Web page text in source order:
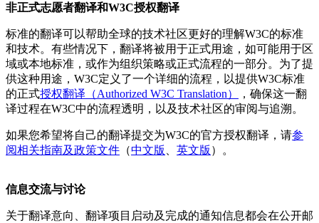
非正式志愿者翻译和W3C授权翻译
标准的翻译可以帮助全球的技术社区更好的理解W3C的标准
和技术。有些情况下，翻译将被用于正式用途，如可能用于区
域或本地标准，或作为组织策略或正式流程的一部分。为了提
供这种用途，W3C定义了一个详细的流程，以提供W3C标准
的正式授权翻译（Authorized W3C Translation）
，确保这一翻
译过程在W3C中的流程透明，以及技术社区的审阅与追溯。
如果您希望将自己的翻译提交为W3C的官方授权翻译，请参
阅相关指南及政策文件 （中文版 英文版 ）。
信息交流与讨论
关于翻译意向、翻译项目启动及完成的通知信息都会在公开邮